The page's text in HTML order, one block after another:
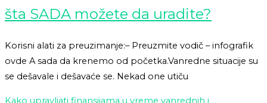
šta SADA možete da uradite?
Korisni alati za preuzimanje:– Preuzmite vodič – infografik
ovde A sada da krenemo od početka.Vanredne situacije su
se dešavale i dešavaće se. Nekad one utiču
Kako upravljati finansijama u vreme vanrednih i